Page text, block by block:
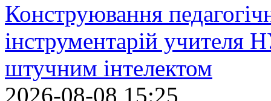
Конструювання
інструментарій учителя
штучним інтелектом
2026-08-08 15:25